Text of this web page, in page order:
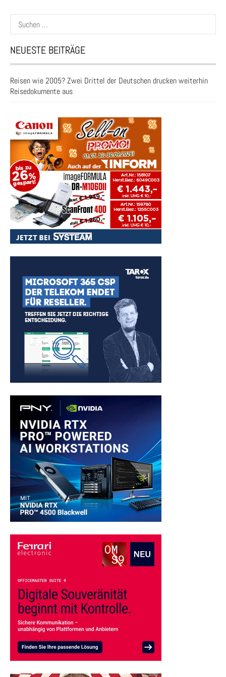
Suchen
nach:
NEUESTE BEITRÄGE
Reisen wie 2005? Zwei Drittel der Deutschen drucken weiterhin
Reisedokumente aus